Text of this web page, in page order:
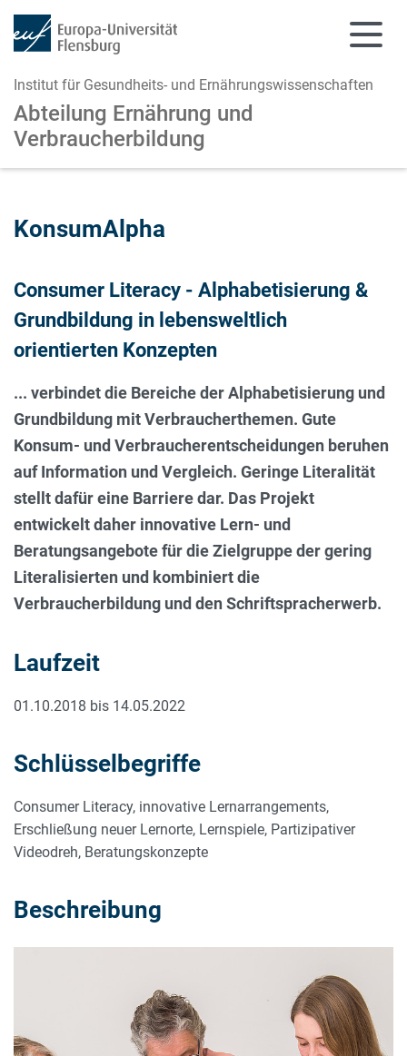
Institut für Gesundheits- und Ernährungswissenschaften
Abteilung Ernährung und
Verbraucherbildung
KonsumAlpha
Consumer Literacy - Alphabetisierung &
Grundbildung in lebensweltlich
orientierten Konzepten
... verbindet die Bereiche der Alphabetisierung und
Grundbildung mit Verbraucherthemen. Gute
Konsum- und Verbraucherentscheidungen beruhen
auf Information und Vergleich. Geringe Literalität
stellt dafür eine Barriere dar. Das Projekt
entwickelt daher innovative Lern- und
Beratungsangebote für die Zielgruppe der gering
Literalisierten und kombiniert die
Verbraucherbildung und den Schriftspracherwerb.
Laufzeit
01.10.2018 bis 14.05.2022
Schlüsselbegriffe
Consumer Literacy, innovative Lernarrangements,
Erschließung neuer Lernorte, Lernspiele, Partizipativer
Videodreh, Beratungskonzepte
Beschreibung